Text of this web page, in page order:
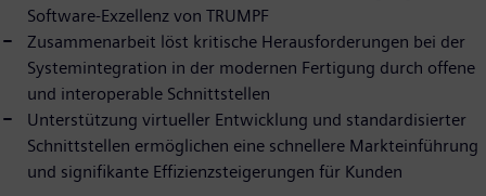
Software-Exzellenz von TRUMPF
Zusammenarbeit löst kritische Herausforderungen bei der
Systemintegration in der modernen Fertigung durch offene
und interoperable Schnittstellen
Unterstützung virtueller Entwicklung und standardisierter
Schnittstellen ermöglichen eine schnellere Markteinführung
und signifikante Effizienzsteigerungen für Kunden